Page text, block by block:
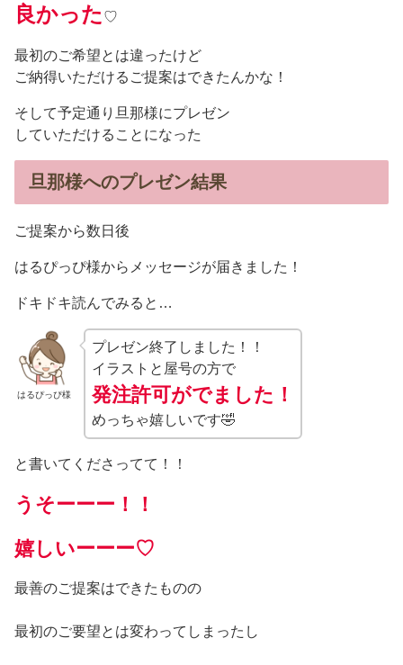
良かった ♡
最初のご希望とは違ったけど
ご納得いただけるご提案はできたんかな！
そして予定通り旦那様にプレゼン
していただけることになった
旦那様へのプレゼン結果
ご提案から数日後
はるぴっぴ様からメッセージが届きました！
ドキドキ読んでみると…
はるぴっぴ様
プレゼン終了しました！！
イラストと屋号の方で
発注許可がでました！
めっちゃ嬉しいです🤣
と書いてくださってて！！
うそーーー！！
嬉しいーーー♡
最善のご提案はできたものの
最初のご要望とは変わってしまったし